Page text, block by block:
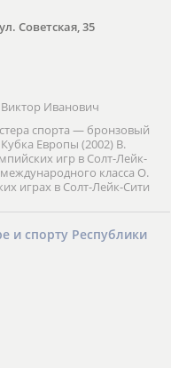
Советская, 35
Иванович
спорта — бронзовый
Европы (2002) В.
игр в Солт-Лейк-
класса О.
играх в Солт-Лейк-Сити
и спорту Республики